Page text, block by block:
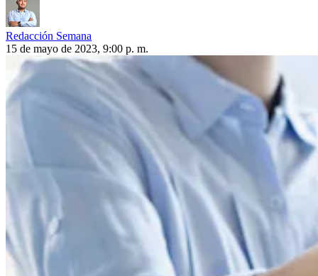
Redacción Semana
15 de mayo de 2023, 9:00 p. m.